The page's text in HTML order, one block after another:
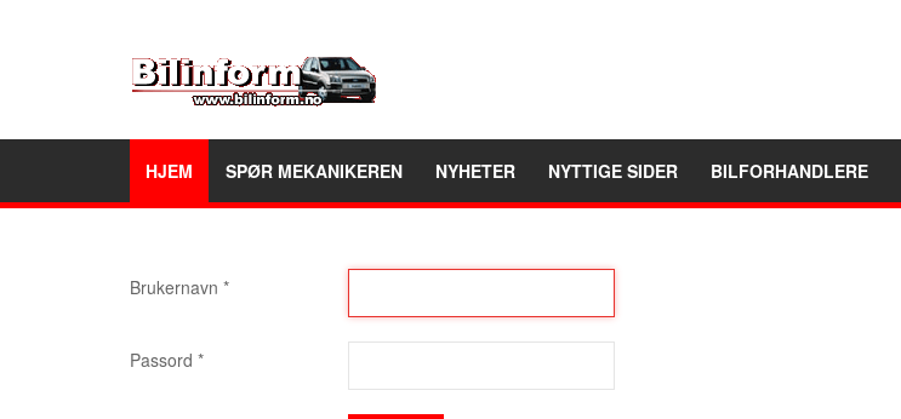
HJEM SPØR MEKANIKEREN NYHETER NYTTIGE SIDER BILFORHANDLERE
Brukernavn *
Passord *